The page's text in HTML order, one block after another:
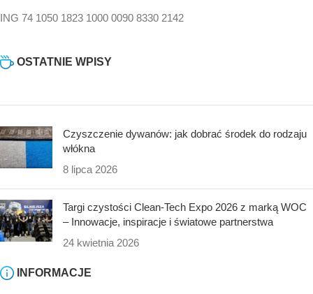
ING 74 1050 1823 1000 0090 8330 2142
OSTATNIE WPISY
Czyszczenie dywanów: jak dobrać środek do rodzaju
włókna
8 lipca 2026
Targi czystości Clean-Tech Expo 2026 z marką WOC
– Innowacje, inspiracje i światowe partnerstwa
24 kwietnia 2026
INFORMACJE